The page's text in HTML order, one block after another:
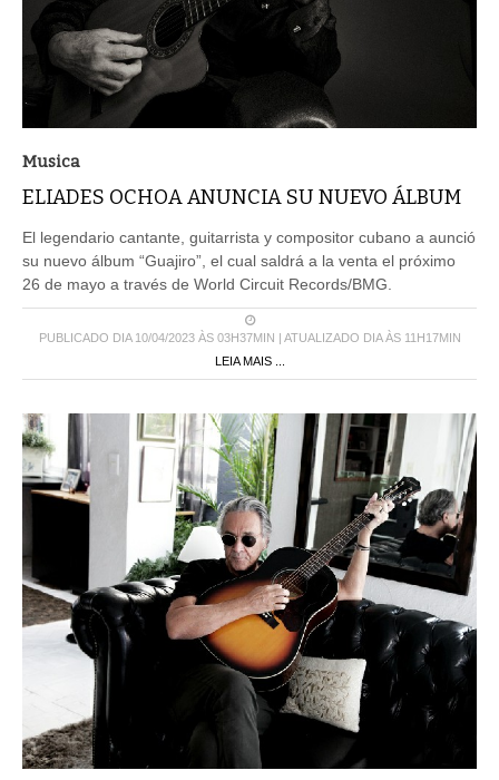
Musica
ELIADES OCHOA ANUNCIA SU NUEVO ÁLBUM
El legendario cantante, guitarrista y compositor cubano a aunció
su nuevo álbum “Guajiro”, el cual saldrá a la venta el próximo
26 de mayo a través de World Circuit Records/BMG.
PUBLICADO DIA 10/04/2023 ÀS 03H37MIN | ATUALIZADO DIA ÀS 11H17MIN
LEIA MAIS ...